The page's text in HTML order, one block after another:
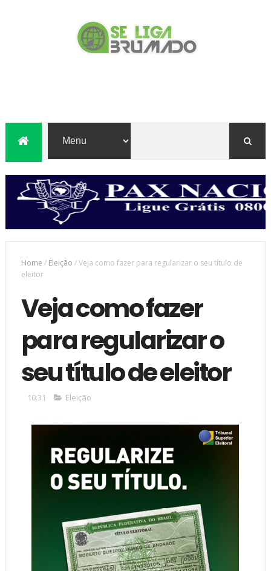
Home / Eleição /Veja como fazer para regularizar o seu título de
eleitor
Veja como fazer
para regularizar o
seu título de eleitor
10:31 Eleição